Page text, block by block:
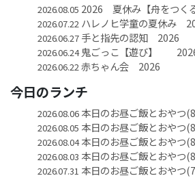
2026.08.05 2026 夏休み【舟をつくる
2026.07.22 ハレノヒ学童の夏休み
2026.06.27手と指先の認知 2026
2026.06.24鬼ごっこ【遊び】
2026.06.22 赤ちゃん会 2026
今日のランチ
2026.08.06本日のお昼ご飯とおやつ
2026.08.05 本日のお昼ご飯とおやつ
2026.08.04本日のお昼ご飯とおやつ
2026.08.03 本日のお昼ご飯とおやつ
2026.07.31 本日のお昼ご飯とおやつ